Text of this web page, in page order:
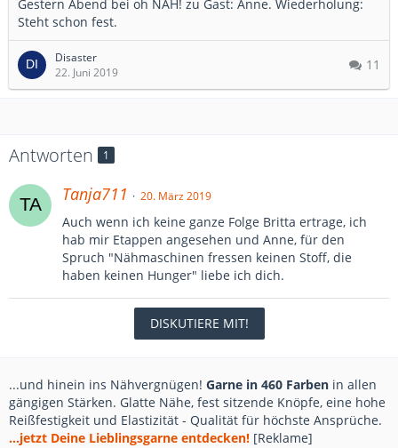
Gestern Abend bei oh NÄH! zu Gast: Anne. Wiederholung:
Steht schon fest.
Disaster
22. Juni 2019
11
Antworten 1
Tanja711 20. März 2019
Auch wenn ich keine ganze Folge Britta ertrage, ich
hab mir Etappen angesehen und Anne, für den
Spruch "Nähmaschinen fressen keinen Stoff, die
haben keinen Hunger" liebe ich dich.
DISKUTIERE MIT!
...und hinein ins Nähvergnügen! Garne in 460 Farben in allen
gängigen Stärken. Glatte Nähe, fest sitzende Knöpfe, eine hohe
Reißfestigkeit und Elastizität - Qualität für höchste Ansprüche.
...jetzt Deine Lieblingsgarne entdecken! [Reklame]